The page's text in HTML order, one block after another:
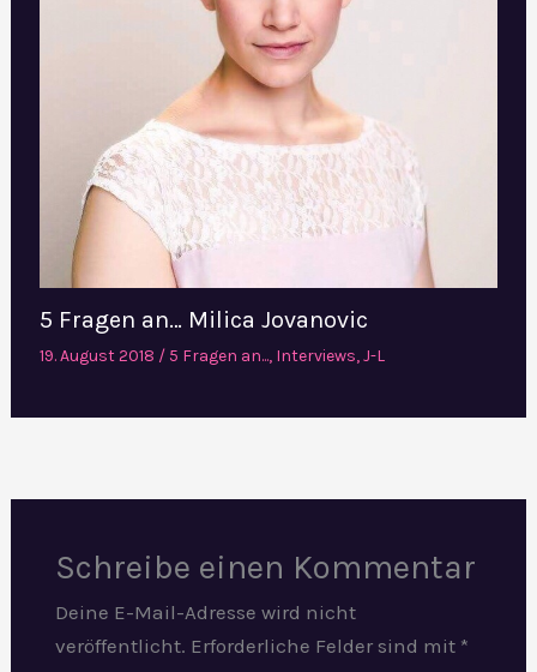
5 Fragen an… Milica Jovanovic
19. August 2018 / 5 Fragen an..., Interviews,J-L
Schreibe einen Kommentar
Deine E-Mail-Adresse wird nicht
veröffentlicht. Erforderliche Felder sind mit *